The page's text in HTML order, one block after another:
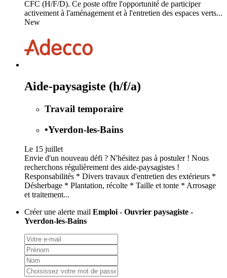
CFC (H/F/D). Ce poste offre l'opportunité de participer
activement à l'aménagement et à l'entretien des espaces verts...
New
Aide-paysagiste (h/f/a)
Travail temporaire
•Yverdon-les-Bains
Le 15 juillet
Envie d'un nouveau défi ? N'hésitez pas à postuler ! Nous
recherchons régulièrement des aide-paysagistes !
Responsabilités * Divers travaux d'entretien des extérieurs *
Désherbage * Plantation, récolte * Taille et tonte * Arrosage
et traitement...
Créer une alerte mail Emploi - Ouvrier paysagiste -
Yverdon-les-Bains